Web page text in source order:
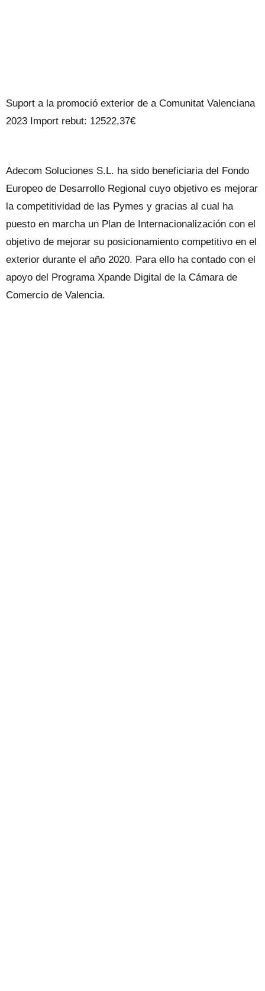
Suport a la promoció exterior de a Comunitat Valenciana
2023 Import rebut: 12522,37€
Adecom Soluciones S.L. ha sido beneficiaria del Fondo
Europeo de Desarrollo Regional cuyo objetivo es mejorar
la competitividad de las Pymes y gracias al cual ha
puesto en marcha un Plan de Internacionalización con el
objetivo de mejorar su posicionamiento competitivo en el
exterior durante el año 2020. Para ello ha contado con el
apoyo del Programa Xpande Digital de la Cámara de
Comercio de Valencia.